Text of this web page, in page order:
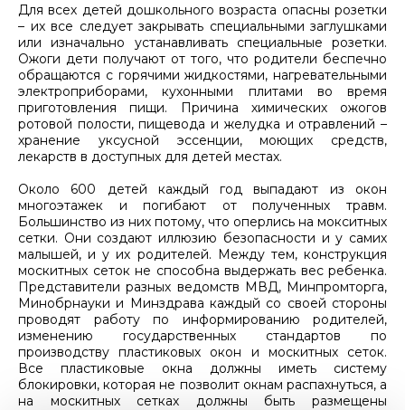
Для всех детей дошкольного возраста опасны розетки
– их все следует закрывать специальными заглушками
или изначально устанавливать специальные розетки.
Ожоги дети получают от того, что родители беспечно
обращаются с горячими жидкостями, нагревательными
электроприборами, кухонными плитами во время
приготовления пищи. Причина химических ожогов
ротовой полости, пищевода и желудка и отравлений –
хранение уксусной эссенции, моющих средств,
лекарств в доступных для детей местах.
Около 600 детей каждый год выпадают из окон
многоэтажек и погибают от полученных травм.
Большинство из них потому, что оперлись на мокситных
сетки. Они создают иллюзию безопасности и у самих
малышей, и у их родителей. Между тем, конструкция
москитных сеток не способна выдержать вес ребенка.
Представители разных ведомств МВД, Минпромторга,
Минобрнауки и Минздрава каждый со своей стороны
проводят работу по информированию родителей,
изменению государственных стандартов по
производству пластиковых окон и москитных сеток.
Все пластиковые окна должны иметь систему
блокировки, которая не позволит окнам распахнуться, а
на москитных сетках должны быть размещены